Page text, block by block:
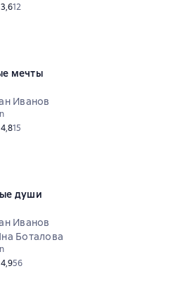
рейтинг 3,6 на основе 12 оценок
3,612
мечты
Иванов
рейтинг 4,8 на основе 15 оценок
4,815
души
Иванов
Боталова
рейтинг 4,9 на основе 56 оценок
4,956